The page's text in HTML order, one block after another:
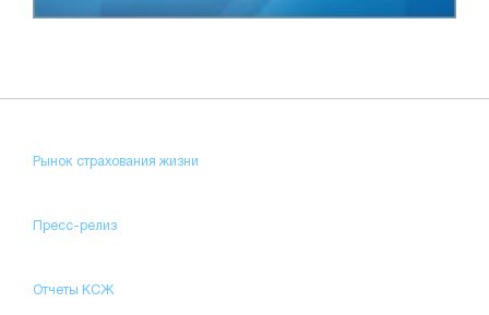
Рынок страхования жизни
Пресс-релиз
Отчеты КСЖ